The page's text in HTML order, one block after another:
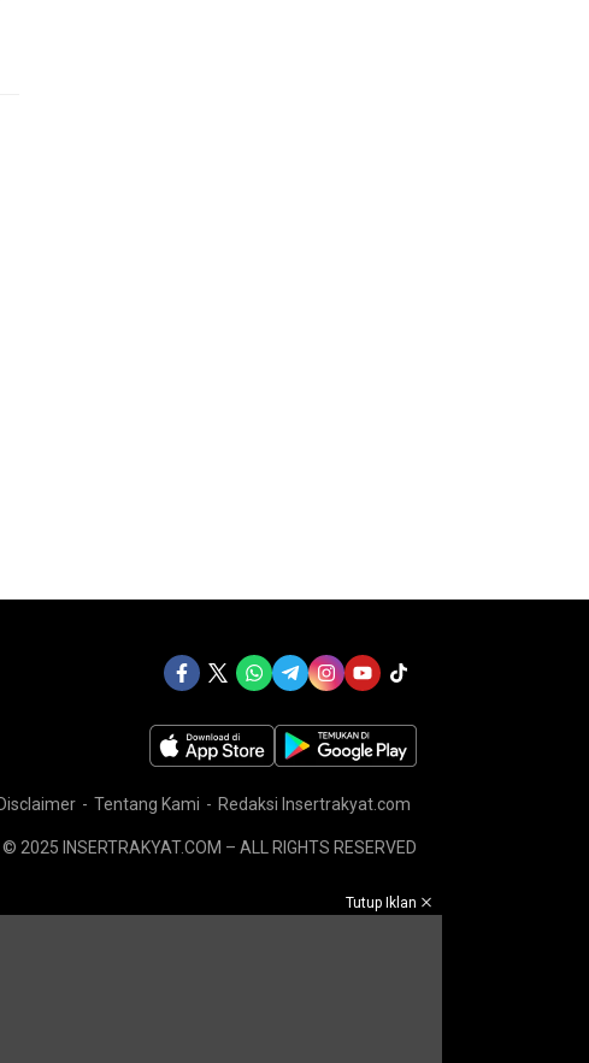
Disclaimer Tentang Kami Redaksi Insertrakyat.com
2025 INSERTRAKYAT.COM – ALL RIGHTS RESERVED
Tutup Iklan